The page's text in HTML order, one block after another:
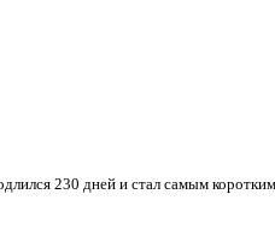
230 дней и стал самым коротким